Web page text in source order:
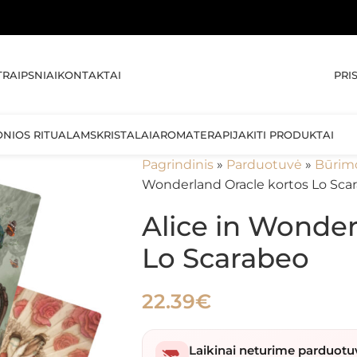
🚚
KONTAKTAI
RITUALAMSKRISTALAIAROMATERAPIJAKITI PRODUKTAI
Pagrindinis» Parduotuvė »
Wonderland Oracle kortos Lo
Alice in
Lo Scarabeo
22.39€
Laikinai neturime